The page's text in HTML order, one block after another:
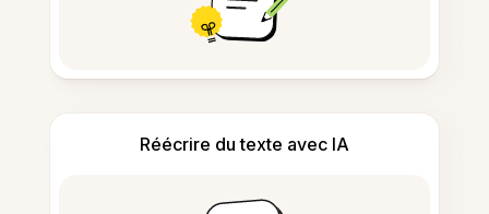
Réécrire du texte avec IA